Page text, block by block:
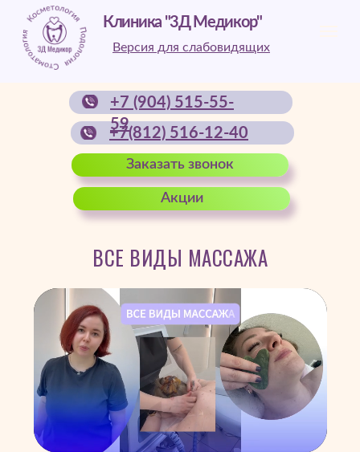
Версия для слабовидящих
+7 (904) 515-55-
59
+7(812) 516-12-40
Клиника "3Д Медикор"
Заказать звонок
Акции
ВСЕ ВИДЫ МАССАЖА